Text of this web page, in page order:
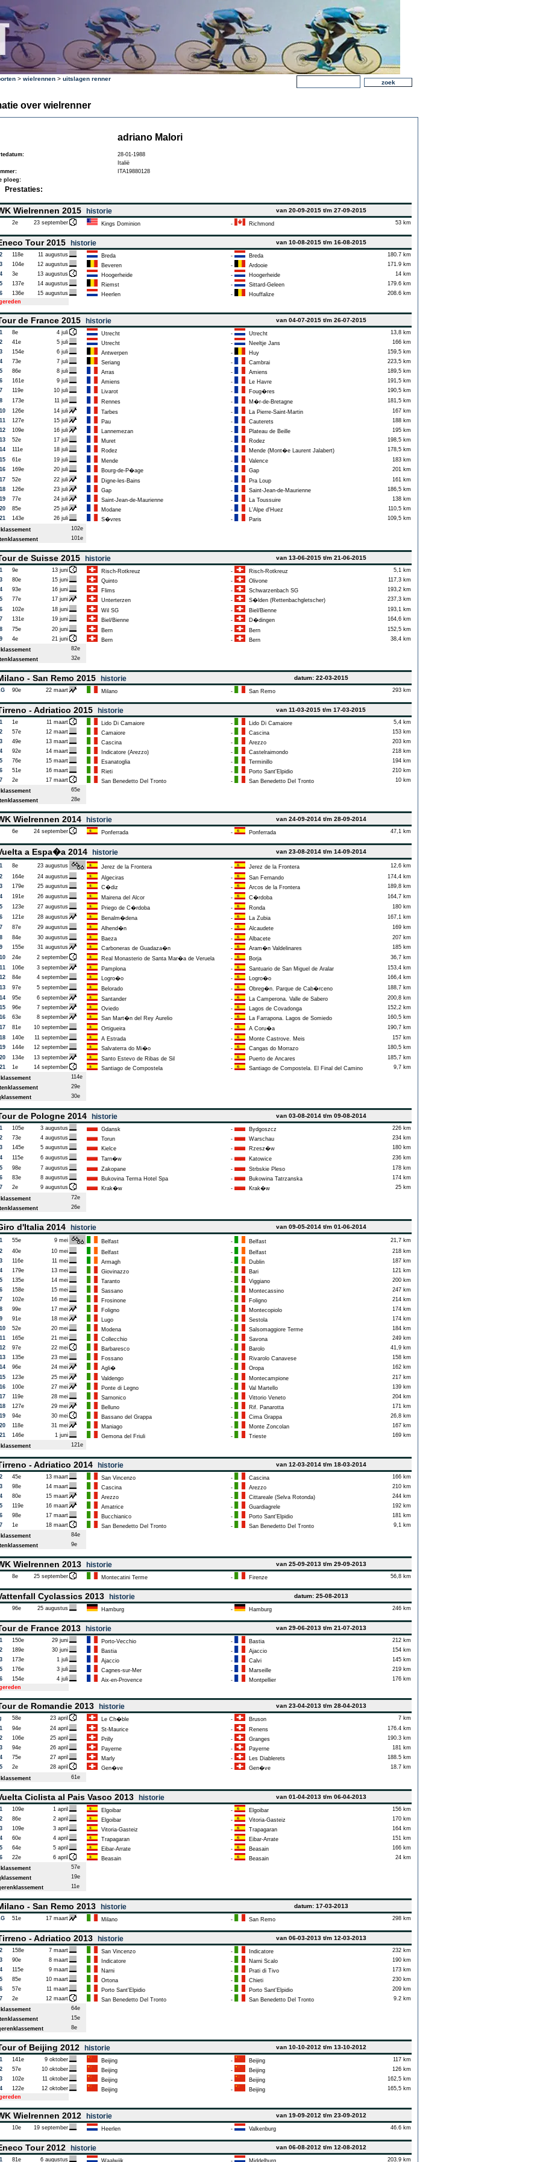
> wielrennen > uitslagen renner
over wielrenner
adriano Malori
28-01-1988
Italië
ITA19880128
ploeg:
Prestaties:
Wielrennen 2015 historie van 20-09-2015 t/m 27-09-2015
2e 23 september Kings Dominion - Richmond 53 km
Tour 2015 historie van 10-08-2015 t/m 16-08-2015
118e 11 augustus Breda - Breda
180.7 km
104e 12 augustus Beveren - Ardooie
171.9 km
3e 13 augustus Hoogerheide - Hoogerheide
14 km
137e 14 augustus Riemst - Sittard-Geleen
179.6 km
136e 15 augustus Heerlen - Houffalize
208.6 km
de France 2015 historie van 04-07-2015 t/m 26-07-2015
8e 4 juli Utrecht - Utrecht
13,8 km
41e 5 juli Utrecht - Neeltje Jans
166 km
154e 6 juli Antwerpen - Huy
159,5 km
73e 7 juli Seriang - Cambrai
223,5 km
86e 8 juli Arras - Amiens
189,5 km
161e 9 juli Amiens - Le Havre
191,5 km
119e 10 juli Livarot - Foug�res
190,5 km
173e 11 juli Rennes - M�r-de-Bretagne
181,5 km
126e 14 juli Tarbes - La Pierre-Saint-Martin
167 km
127e 15 juli Pau - Cauterets
188 km
109e 16 juli Lannemezan - Plateau de Beille
195 km
52e 17 juli Muret - Rodez
198,5 km
111e 18 juli Rodez - Mende (Mont�e Laurent Jalabert)
178,5 km
61e 19 juli Mende - Valence
183 km
169e 20 juli Bourg-de-P�age - Gap
201 km
52e 22 juli Digne-les-Bains - Pra Loup
161 km
126e 23 juli Gap - Saint-Jean-de-Maurienne
186,5 km
77e 24 juli Saint-Jean-de-Maurienne - La Toussuire
138 km
85e 25 juli Modane - L'Alpe d'Huez
110,5 km
143e 26 juli S�vres - Paris
109,5 km
102e
101e
de Suisse 2015 historie van 13-06-2015 t/m 21-06-2015
9e 13 juni Risch-Rotkreuz - Risch-Rotkreuz
5,1 km
80e 15 juni Quinto - Olivone
117,3 km
93e 16 juni Flims - Schwarzenbach SG
193,2 km
77e 17 juni Unterterzen - S�lden (Rettenbachgletscher)
237,3 km
102e 18 juni Wil SG - Biel/Bienne
193,1 km
131e 19 juni Biel/Bienne - D�dingen
164,6 km
75e 20 juni Bern - Bern
152,5 km
4e 21 juni Bern - Bern
38,4 km
82e
32e
- San Remo 2015 historie datum: 22-03-2015
90e 22 maart Milano - San Remo 293 km
- Adriatico 2015 historie van 11-03-2015 t/m 17-03-2015
1e 11 maart Lido Di Camaiore - Lido Di Camaiore
5,4 km
57e 12 maart Camaiore - Cascina
153 km
49e 13 maart Cascina - Arezzo
203 km
92e 14 maart Indicatore (Arezzo) - Castelraimondo
218 km
76e 15 maart Esanatoglia - Terminillo
194 km
51e 16 maart Rieti - Porto Sant'Elpidio
210 km
2e 17 maart San Benedetto Del Tronto - San Benedetto Del Tronto
10 km
65e
28e
Wielrennen 2014 historie van 24-09-2014 t/m 28-09-2014
6e 24 september Ponferrada - Ponferrada 47,1 km
a Espa�a 2014 historie van 23-08-2014 t/m 14-09-2014
8e 23 augustus Jerez de la Frontera - Jerez de la Frontera
12,6 km
164e 24 augustus Algeciras - San Fernando
174,4 km
179e 25 augustus C�diz - Arcos de la Frontera
189,8 km
191e 26 augustus Mairena del Alcor - C�rdoba
164,7 km
123e 27 augustus Priego de C�rdoba - Ronda
180 km
121e 28 augustus Benalm�dena - La Zubia
167,1 km
87e 29 augustus Alhend�n - Alcaudete
169 km
84e 30 augustus Baeza - Albacete
207 km
155e 31 augustus Carboneras de Guadaza�n - Aram�n Valdelinares
185 km
24e 2 september Real Monasterio de Santa Mar�a de Veruela - Borja
36,7 km
106e 3 september Pamplona - Santuario de San Miguel de Aralar
153,4 km
84e 4 september Logro�o - Logro�o
166,4 km
97e 5 september Belorado - Obreg�n. Parque de Cab�rceno
188,7 km
95e 6 september Santander - La Camperona. Valle de Sabero
200,8 km
96e 7 september Oviedo - Lagos de Covadonga
152,2 km
63e 8 september San Mart�n del Rey Aurelio - La Farrapona. Lagos de Somiedo
160,5 km
81e 10 september Ortigueira - A Coru�a
190,7 km
140e 11 september A Estrada - Monte Castrove. Meis
157 km
144e 12 september Salvaterra do Mi�o - Cangas do Morrazo
180,5 km
134e 13 september Santo Estevo de Ribas de Sil - Puerto de Ancares
185,7 km
1e 14 september Santiago de Compostela - Santiago de Compostela. El Final del Camino
9,7 km
114e
29e
30e
de Pologne 2014 historie van 03-08-2014 t/m 09-08-2014
105e 3 augustus Gdansk - Bydgoszcz
226 km
73e 4 augustus Torun - Warschau
234 km
145e 5 augustus Kielce - Rzesz�w
180 km
115e 6 augustus Tarn�w - Katowice
236 km
98e 7 augustus Zakopane - Strbskie Pleso
178 km
83e 8 augustus Bukovina Terma Hotel Spa - Bukowina Tatrzanska
174 km
2e 9 augustus Krak�w - Krak�w
25 km
72e
26e
d'Italia 2014 historie van 09-05-2014 t/m 01-06-2014
55e 9 mei Belfast - Belfast
21,7 km
40e 10 mei Belfast - Belfast
218 km
116e 11 mei Armagh - Dublin
187 km
179e 13 mei Giovinazzo - Bari
121 km
135e 14 mei Taranto - Viggiano
200 km
158e 15 mei Sassano - Montecassino
247 km
102e 16 mei Frosinone - Foligno
214 km
99e 17 mei Foligno - Montecopiolo
174 km
91e 18 mei Lugo - Sestola
174 km
52e 20 mei Modena - Salsomaggiore Terme
184 km
165e 21 mei Collecchio - Savona
249 km
97e 22 mei Barbaresco - Barolo
41,9 km
135e 23 mei Fossano - Rivarolo Canavese
158 km
96e 24 mei Agli� - Oropa
162 km
123e 25 mei Valdengo - Montecampione
217 km
100e 27 mei Ponte di Legno - Val Martello
139 km
119e 28 mei Sarnonico - Vittorio Veneto
204 km
127e 29 mei Belluno - Rif. Panarotta
171 km
94e 30 mei Bassano del Grappa - Cima Grappa
26,8 km
118e 31 mei Maniago - Monte Zoncolan
167 km
146e 1 juni Gemona del Friuli - Trieste
169 km
121e
- Adriatico 2014 historie van 12-03-2014 t/m 18-03-2014
45e 13 maart San Vincenzo - Cascina
166 km
98e 14 maart Cascina - Arezzo
210 km
80e 15 maart Arezzo - Cittareale (Selva Rotonda)
244 km
119e 16 maart Amatrice - Guardiagrele
192 km
98e 17 maart Bucchianico - Porto Sant'Elpidio
181 km
1e 18 maart San Benedetto Del Tronto - San Benedetto Del Tronto
9,1 km
84e
9e
Wielrennen 2013 historie van 25-09-2013 t/m 29-09-2013
8e 25 september Montecatini Terme - Firenze 56,8 km
Cyclassics 2013 historie datum: 25-08-2013
96e 25 augustus Hamburg - Hamburg 246 km
de France 2013 historie van 29-06-2013 t/m 21-07-2013
150e 29 juni Porto-Vecchio - Bastia
212 km
189e 30 juni Bastia - Ajaccio
154 km
173e 1 juli Ajaccio - Calvi
145 km
176e 3 juli Cagnes-sur-Mer - Marseille
219 km
154e 4 juli Aix-en-Provence - Montpellier
176 km
de Romandie 2013 historie van 23-04-2013 t/m 28-04-2013
58e 23 april Le Ch�ble - Bruson
7 km
94e 24 april St-Maurice - Renens
176.4 km
106e 25 april Prilly - Granges
190.3 km
94e 26 april Payerne - Payerne
181 km
75e 27 april Marly - Les Diablerets
188.5 km
2e 28 april Gen�ve - Gen�ve
18.7 km
61e
Ciclista al Pais Vasco 2013 historie van 01-04-2013 t/m 06-04-2013
109e 1 april Elgoibar - Elgoibar
156 km
86e 2 april Elgoibar - Vitoria-Gasteiz
170 km
109e 3 april Vitoria-Gasteiz - Trapagaran
164 km
60e 4 april Trapagaran - Eibar-Arrate
151 km
64e 5 april Eibar-Arrate - Beasain
166 km
22e 6 april Beasain - Beasain
24 km
57e
19e
11e
- San Remo 2013 historie datum: 17-03-2013
51e 17 maart Milano - San Remo 298 km
- Adriatico 2013 historie van 06-03-2013 t/m 12-03-2013
158e 7 maart San Vincenzo - Indicatore
232 km
90e 8 maart Indicatore - Narni Scalo
190 km
115e 9 maart Narni - Prati di Tivo
173 km
85e 10 maart Ortona - Chieti
230 km
57e 11 maart Porto Sant'Elpidio - Porto Sant'Elpidio
209 km
2e 12 maart San Benedetto Del Tronto - San Benedetto Del Tronto
9.2 km
64e
15e
8e
of Beijing 2012 historie van 10-10-2012 t/m 13-10-2012
141e 9 oktober Beijing - Beijing
117 km
57e 10 oktober Beijing - Beijing
126 km
102e 11 oktober Beijing - Beijing
162,5 km
122e 12 oktober Beijing - Beijing
165,5 km
Wielrennen 2012 historie van 19-09-2012 t/m 23-09-2012
10e 19 september Heerlen - Valkenburg 46.6 km
Tour 2012 historie van 06-08-2012 t/m 12-08-2012
81e 6 augustus 203.9 km